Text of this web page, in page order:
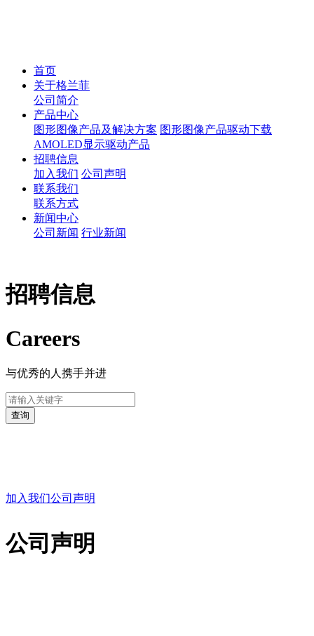
首页
关于格兰菲
公司简介
产品中心
图形图像产品及解决方案 图形图像产品驱动下载
AMOLED显示驱动产品
招聘信息
加入我们 公司声明
联系我们
联系方式
新闻中心
公司新闻 行业新闻
招聘信息
Careers
与优秀的人携手并进
加入我们公司声明
公司声明